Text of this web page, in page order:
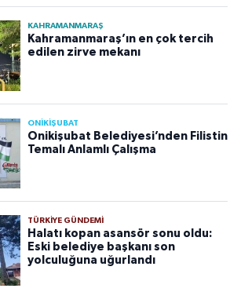
KAHRAMANMARAŞ
Kahramanmaraş’ın en çok tercih
edilen zirve mekanı
ONİKİŞUBAT
Onikişubat Belediyesi’nden Filistin
Temalı Anlamlı Çalışma
TÜRKIYE GÜNDEMI
Halatı kopan asansör sonu oldu:
Eski belediye başkanı son
yolculuğuna uğurlandı